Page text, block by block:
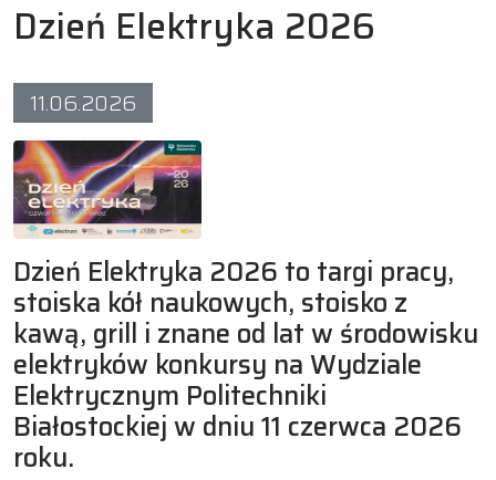
Dzień Elektryka 2026
11.06.2026
Dzień Elektryka 2026 to targi pracy,
stoiska kół naukowych, stoisko z
kawą, grill i znane od lat w środowisku
elektryków konkursy na Wydziale
Elektrycznym Politechniki
Białostockiej w dniu 11 czerwca 2026
roku.